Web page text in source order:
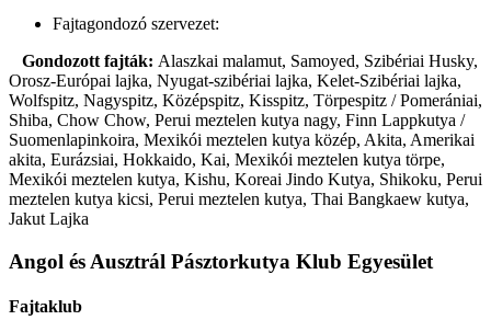
Fajtagondozó szervezet:
Gondozott fajták: Alaszkai malamut, Samoyed, Szibériai Husky,
Orosz-Európai lajka, Nyugat-szibériai lajka, Kelet-Szibériai lajka,
Wolfspitz, Nagyspitz, Középspitz, Kisspitz, Törpespitz / Pomerániai,
Shiba, Chow Chow, Perui meztelen kutya nagy, Finn Lappkutya /
Suomenlapinkoira, Mexikói meztelen kutya közép, Akita, Amerikai
akita, Eurázsiai, Hokkaido, Kai, Mexikói meztelen kutya törpe,
Mexikói meztelen kutya, Kishu, Koreai Jindo Kutya, Shikoku, Perui
meztelen kutya kicsi, Perui meztelen kutya, Thai Bangkaew kutya,
Jakut Lajka
Angol és Ausztrál Pásztorkutya Klub Egyesület
Fajtaklub